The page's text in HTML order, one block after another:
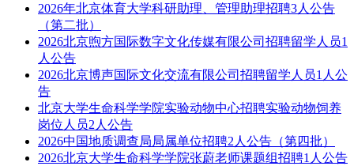
2026年北京体育大学科研助理、管理助理招聘3人公告
（第二批）
2026北京煦方国际数字文化传媒有限公司招聘留学人员1
人公告
2026北京博声国际文化交流有限公司招聘留学人员1人公
告
北京大学生命科学学院实验动物中心招聘实验动物饲养
岗位人员2人公告
2026中国地质调查局局属单位招聘2人公告（第四批）
2026北京大学生命科学学院张蔚老师课题组招聘1人公告